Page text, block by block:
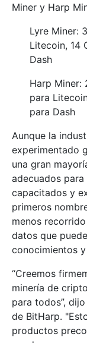
Miner y Harp
Lyre Miner:
Litecoin, 14
Dash
Harp Miner:
para
para Dash
Aunque la
experimentado
una gran
adecuados
capacitados y
primeros
menos
datos que
conocimientos
“Creemos
minería de
para todos”,
de BitHarp.
productos